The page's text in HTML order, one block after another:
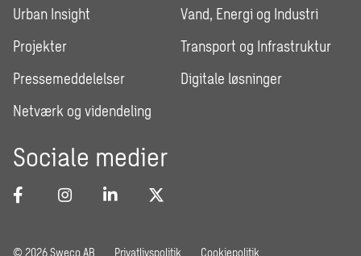
Urban Insight
Projekter
Pressemeddelelser
Netværk og videndeling
Vand, Energi og Industri
Transport og Infrastruktur
Digitale løsninger
Sociale medier
© 2026 Sweco AB Privatlivspolitik Cookiepolitik